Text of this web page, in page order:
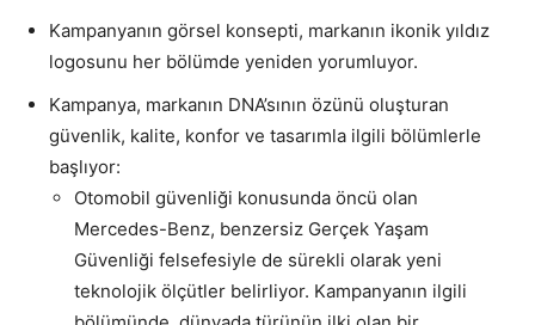
Kampanyanın görsel konsepti, markanın ikonik yıldız
logosunu her bölümde yeniden yorumluyor.
Kampanya, markanın DNA’sının özünü oluşturan
güvenlik, kalite, konfor ve tasarımla ilgili bölümlerle
başlıyor:
Otomobil güvenliği konusunda öncü olan
Mercedes-Benz, benzersiz Gerçek Yaşam
Güvenliği felsefesiyle de sürekli olarak yeni
teknolojik ölçütler belirliyor. Kampanyanın ilgili